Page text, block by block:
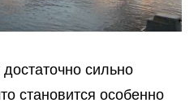
сильно
становится особенно